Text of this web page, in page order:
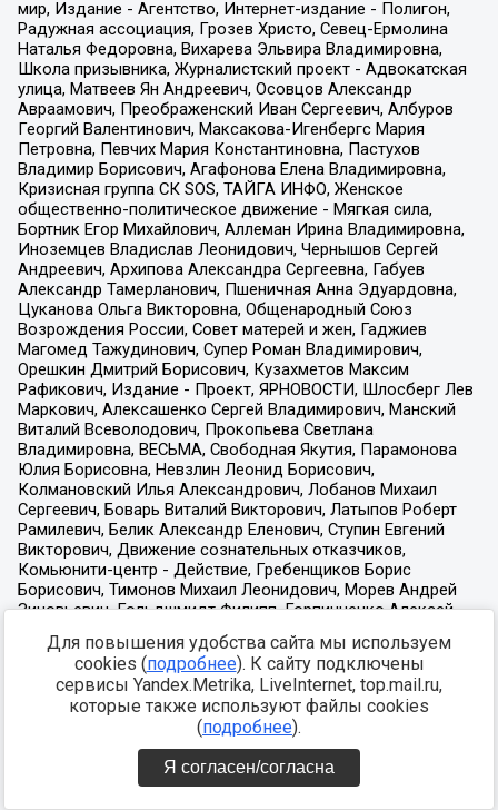
Для повышения удобства сайта мы используем
cookies (подробнее). К сайту подключены
сервисы Yandex.Metrika, LiveInternet, top.mail.ru,
которые также используют файлы cookies
(подробнее).
Я согласен/согласна